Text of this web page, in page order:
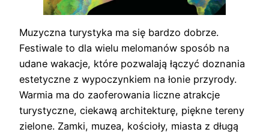
Muzyczna turystyka ma się bardzo dobrze.
Festiwale to dla wielu melomanów sposób na
udane wakacje, które pozwalają łączyć doznania
estetyczne z wypoczynkiem na łonie przyrody.
Warmia ma do zaoferowania liczne atrakcje
turystyczne, ciekawą architekturę, piękne tereny
zielone. Zamki, muzea, kościoły, miasta z długą